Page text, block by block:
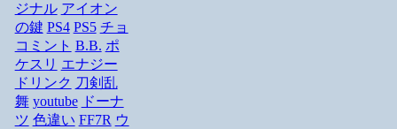
ジナル アイオン
の鍵 PS4 PS5 チョ
コミント B.B. ポ
ケスリ エナジー
ドリンク 刀剣乱
舞 youtube ドーナ
ツ 色違い FF7R ウ